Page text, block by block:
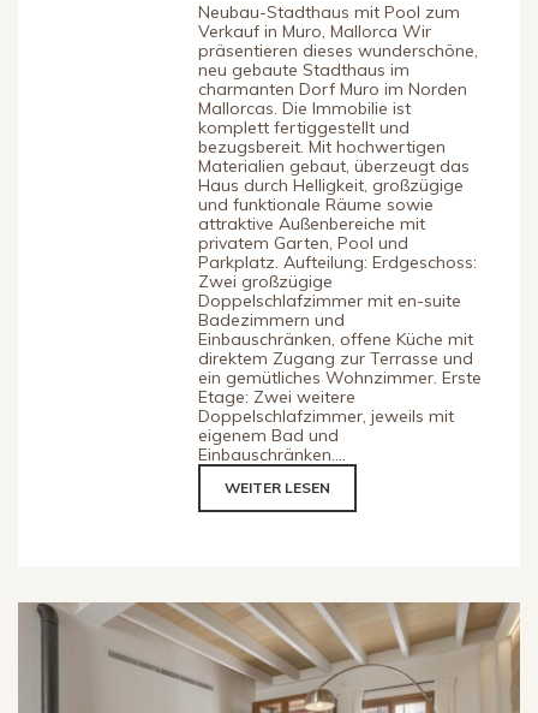
Neubau-Stadthaus mit Pool zum
Verkauf in Muro, Mallorca Wir
präsentieren dieses wunderschöne,
neu gebaute Stadthaus im
charmanten Dorf Muro im Norden
Mallorcas. Die Immobilie ist
komplett fertiggestellt und
bezugsbereit. Mit hochwertigen
Materialien gebaut, überzeugt das
Haus durch Helligkeit, großzügige
und funktionale Räume sowie
attraktive Außenbereiche mit
privatem Garten, Pool und
Parkplatz. Aufteilung: Erdgeschoss:
Zwei großzügige
Doppelschlafzimmer mit en-suite
Badezimmern und
Einbauschränken, offene Küche mit
direktem Zugang zur Terrasse und
ein gemütliches Wohnzimmer. Erste
Etage: Zwei weitere
Doppelschlafzimmer, jeweils mit
eigenem Bad und
Einbauschränken....
WEITER LESEN